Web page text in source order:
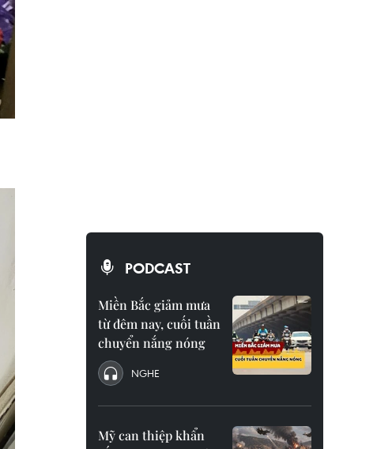
PODCAST
Miền Bắc giảm mưa
từ đêm nay, cuối tuần
chuyển nắng nóng
NGHE
Mỹ can thiệp khẩn